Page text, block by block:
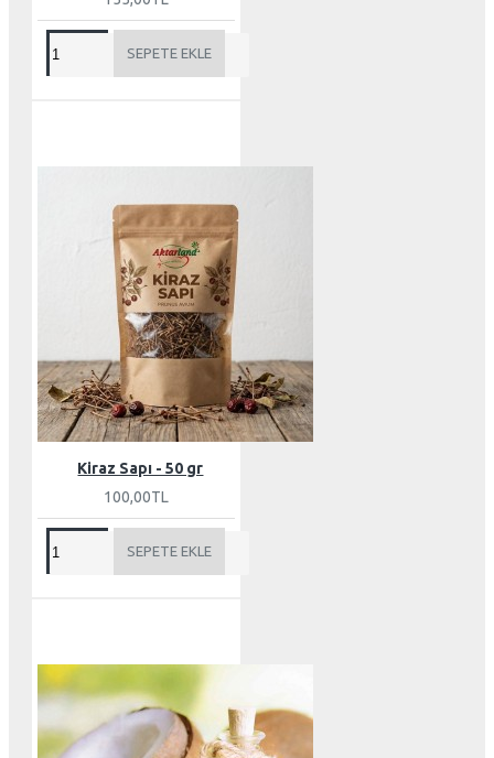
SEPETE EKLE
Kiraz Sapı - 50 gr
100,00TL
SEPETE EKLE